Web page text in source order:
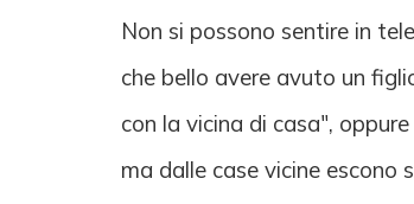
Non si possono sentire in
che bello avere avuto un
con la vicina di casa",
ma dalle case vicine escono